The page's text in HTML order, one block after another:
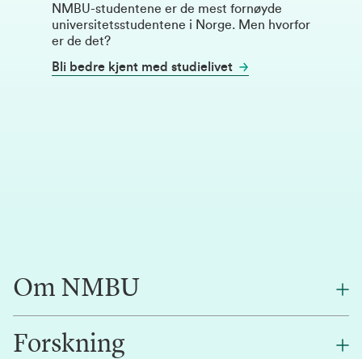
NMBU-studentene er de mest fornøyde
universitetsstudentene i Norge. Men hvorfor
er de det?
Bli bedre kjent med studielivet
Om NMBU
Om oss
Forskning